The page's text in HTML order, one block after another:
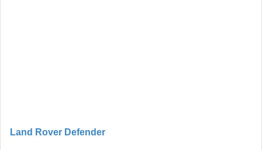
Land Rover Defender